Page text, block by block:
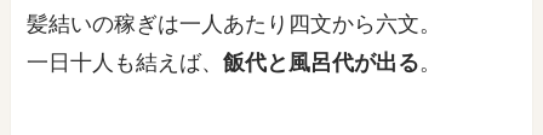
髪結いの稼ぎは一人あたり四文から六文。
一日十人も結えば、飯代と風呂代が出る。